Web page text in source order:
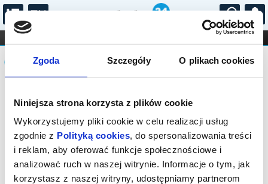
Zgoda Szczegóły O plikach cookies
Niniejsza strona korzysta z plików cookie
Wykorzystujemy pliki cookie w celu realizacji usług
zgodnie z Polityką cookies, do spersonalizowania treści
i reklam, aby oferować funkcje społecznościowe i
analizować ruch w naszej witrynie. Informacje o tym, jak
korzystasz z naszej witryny, udostępniamy partnerom
...
FILHARMONIA OPERA I BALET
STAND-UP
DLA DZIECI
Komunikat
Sprzedaż biletów na wydarzenie została
zakończona.